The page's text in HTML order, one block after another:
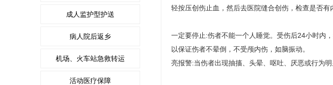
成人监护型护送
病人院后返乡
机场、火车站急救转运
活动医疗保障
轻按压创伤止血，然后去医院缝合创伤，检查是否
一定要停止:伤者不能一个人睡觉。受伤后24小时内
以保证伤者不晕倒，不受颅内伤，如脑振动。
亮报警:当伤者出现抽搐、头晕、呕吐、厌恶或行为明